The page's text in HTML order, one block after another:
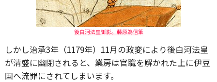
後白河法皇御影。藤原為信筆
しかし治承3年（1179年）11月の政変により後白河法皇
が清盛に幽閉されると、業房は官職を解かれた上に伊豆
国へ流罪にされてしまいます。